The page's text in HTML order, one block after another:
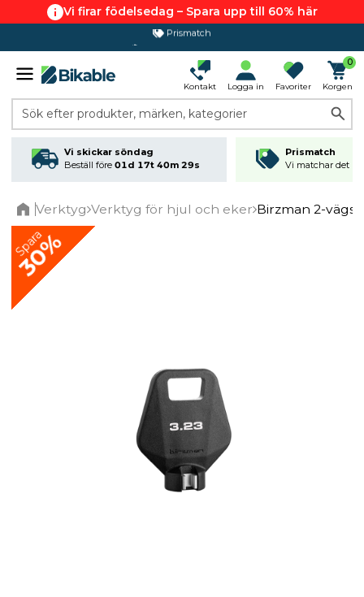
Vi firar födelsedag – Spara upp till 60% här
Prismatch
365 dagars öppet köp
Kontakt Logga in Favoriter
0
Korgen
Sök efter produkter, märken, kategorier
Vi skickar söndag
Beställ före 01d 17t 40m 29s
Prismatch
Vi matchar det
Verktyg Verktyg för hjul och eker Birzman 2-vägs
Spara
30%